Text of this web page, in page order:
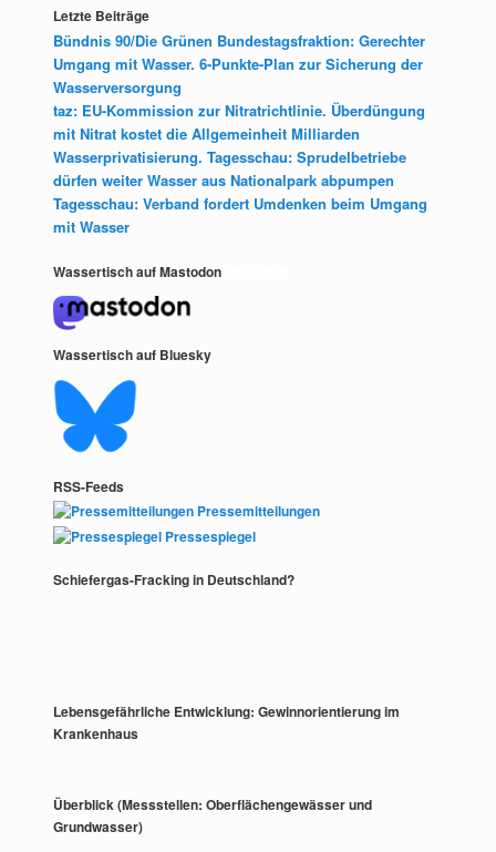
Letzte Beiträge
Bündnis 90/Die Grünen Bundestagsfraktion: Gerechter
Umgang mit Wasser. 6-Punkte-Plan zur Sicherung der
Wasserversorgung
taz: EU-Kommission zur Nitratrichtlinie. Überdüngung
mit Nitrat kostet die Allgemeinheit Milliarden
Wasserprivatisierung. Tagesschau: Sprudelbetriebe
dürfen weiter Wasser aus Nationalpark abpumpen
Tagesschau: Verband fordert Umdenken beim Umgang
mit Wasser
Wassertisch auf Mastodon
Wassertisch auf Bluesky
RSS-Feeds
Pressemitteilungen
Pressespiegel
Schiefergas-Fracking in Deutschland?
Lebensgefährliche Entwicklung: Gewinnorientierung im
Krankenhaus
Überblick (Messstellen: Oberflächengewässer und
Grundwasser)